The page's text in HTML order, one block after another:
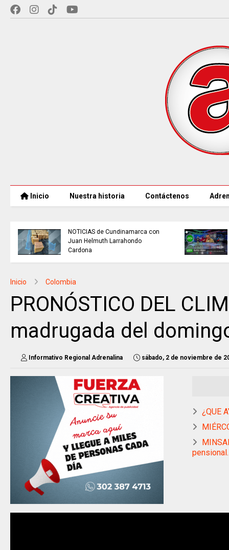
Inicio Nuestra historia Contáctenos
NOTICIAS de Cundinamarca con
Juan Helmuth Larrahondo
Cardona
Inicio Colombia
PRONÓSTICO DEL
madrugada del
Informativo Regional Adrenalina sábado, 2 de noviembre de
¿QUE
pensional.